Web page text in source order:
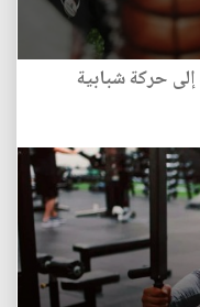
حركة شبابية